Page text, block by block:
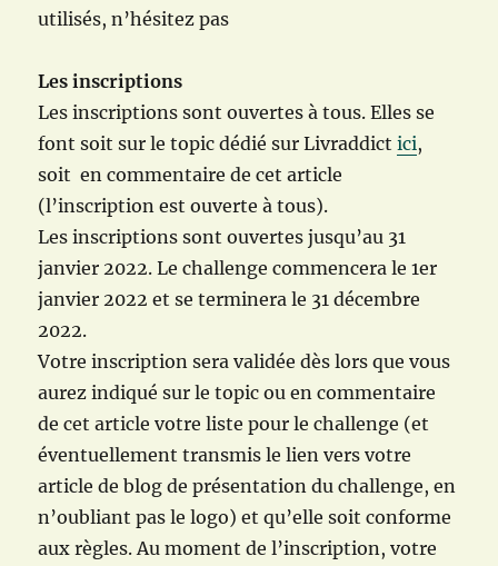
utilisés, n’hésitez pas
Les inscriptions
Les inscriptions sont ouvertes à tous. Elles se
font soit sur le topic dédié sur Livraddictici,
soit en commentaire de cet article
(l’inscription est ouverte à tous).
Les inscriptions sont ouvertes jusqu’au 31
janvier 2022. Le challenge commencera le 1er
janvier 2022 et se terminera le 31 décembre
2022.
Votre inscription sera validée dès lors que vous
aurez indiqué sur le topic ou en commentaire
de cet article votre liste pour le challenge (et
éventuellement transmis le lien vers votre
article de blog de présentation du challenge, en
n’oubliant pas le logo) et qu’elle soit conforme
aux règles. Au moment de l’inscription, votre